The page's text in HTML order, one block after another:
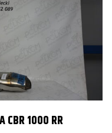
CBR 1000 RR